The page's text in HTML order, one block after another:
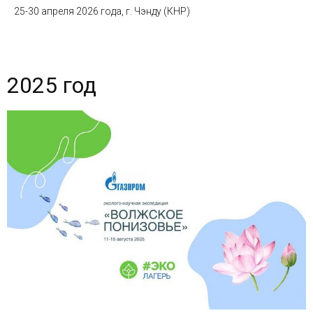
25-30 апреля 2026 года, г. Чэнду (КНР)
2025 год